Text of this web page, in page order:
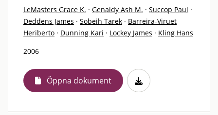
LeMasters Grace K. · Genaidy Ash M. · Succop Paul ·
Deddens James · Sobeih Tarek · Barreira-Viruet
Heriberto · Dunning Kari · Lockey James · Kling Hans
2006
Öppna dokument